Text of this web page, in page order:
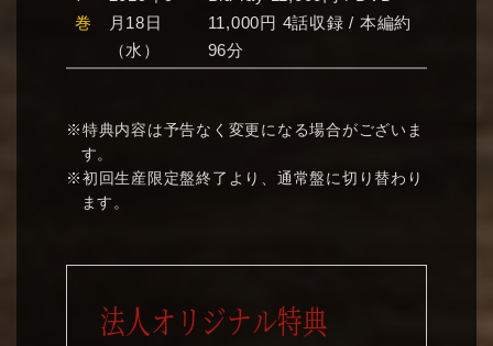
巻
月18日
（水）
11,000円 4話収録 / 本編約
96分
※特典内容は予告なく変更になる場合がございま
す。
※初回生産限定盤終了より、通常盤に切り替わり
ます。
法人オリジナル特典